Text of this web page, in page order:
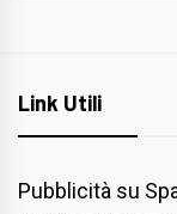
Link Utili
Pubblicità su